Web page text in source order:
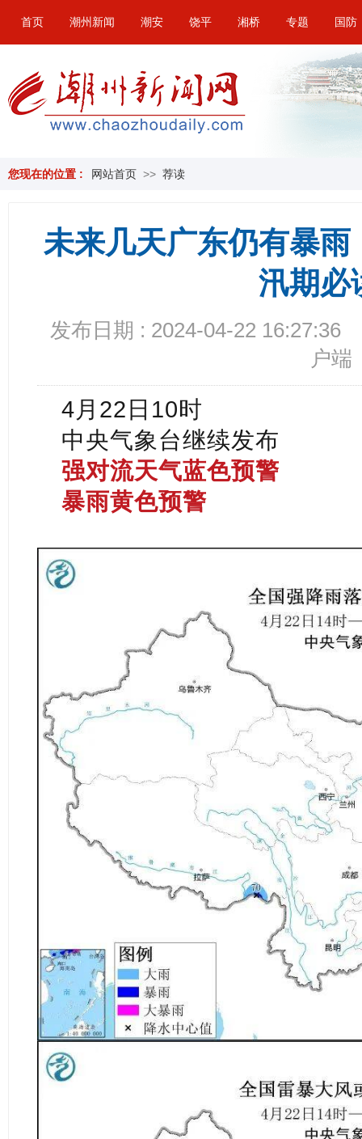
首页 潮州新闻 潮安 饶平 湘桥 专题 国防
您现在的位置 : 网站首页 >> 荐读
未来几天广东仍有暴
汛期
发布日期 : 2024-04-22 16:27:36
户端
4月22日10时
中央气象台继续发布
强对流天气蓝色预警
暴雨黄色预警